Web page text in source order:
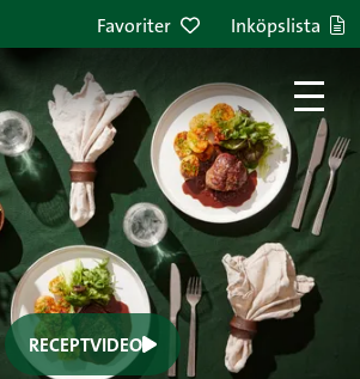
Favoriter Inköpslista